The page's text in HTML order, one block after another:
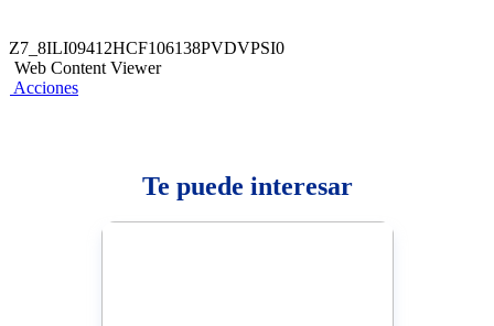
Z7_8ILI09412HCF106138PVDVPSI0
Web Content Viewer
Acciones
Te puede interesar